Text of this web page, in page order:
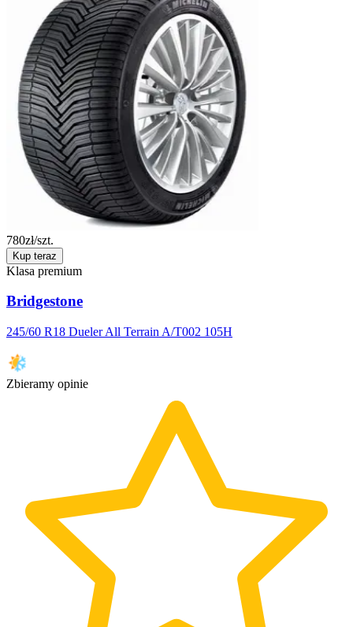
780zł/szt.
Kup teraz
Klasa premium
Bridgestone
245/60 R18 Dueler All Terrain A/T002 105H
Zbieramy opinie